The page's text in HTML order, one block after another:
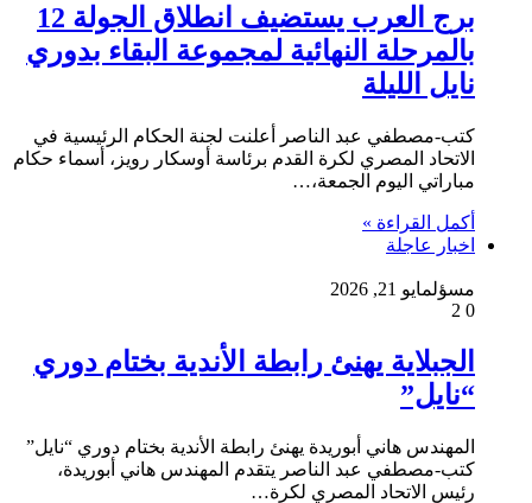
برج العرب يستضيف انطلاق الجولة 12
بالمرحلة النهائية لمجموعة البقاء بدوري
نايل الليلة
كتب-مصطفي عبد الناصر أعلنت لجنة الحكام الرئيسية في
الاتحاد المصري لكرة القدم برئاسة أوسكار رويز، أسماء حكام
مباراتي اليوم الجمعة،…
أكمل القراءة »
اخبار عاجلة
مسؤلمايو 21, 2026
0
الجبلاية يهنئ رابطة الأندية بختام دوري
“نايل”
المهندس هاني أبوريدة يهنئ رابطة الأندية بختام دوري “نايل”
كتب-مصطفي عبد الناصر يتقدم المهندس هاني أبوريدة،
رئيس الاتحاد المصري لكرة…